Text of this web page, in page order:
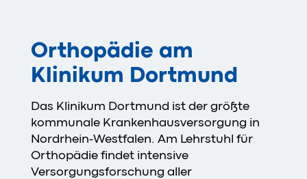
Orthopädie am
Klinikum Dortmund
Das Klinikum Dortmund ist der größte
kommunale Krankenhausversorgung in
Nordrhein-Westfalen. Am Lehrstuhl für
Orthopädie findet intensive
Versorgungsforschung aller